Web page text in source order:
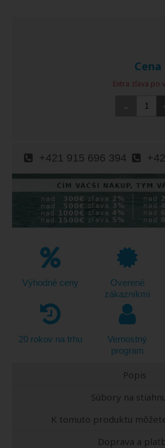
Cena
Extra zľava po
+421 915 696 394
Výhodné ceny
Overené
zákazníkmi
20 rokov na trhu
Vernostný
program
Popis
Súbory na
K tomuto produktu
Doprava a